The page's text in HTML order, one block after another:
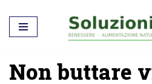
Vai
contenuto
Non buttare